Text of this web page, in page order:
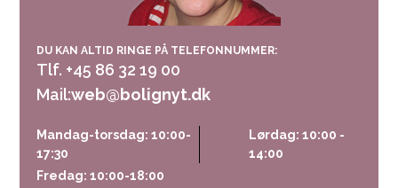
DU KAN ALTID RINGE PÅ TELEFONNUMMER:
Tlf. +45 86 32 19 00
Mail:web@bolignyt.dk
Mandag-torsdag: 10:00-
17:30
Fredag: 10:00-18:00
Lørdag: 10:00 -
14:00